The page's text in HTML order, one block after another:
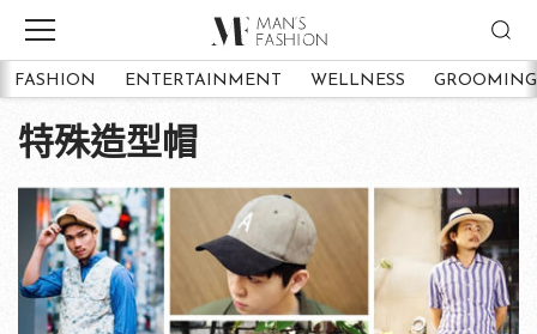
FASHION ENTERTAINMENT WELLNESS GROOMING
特殊造型帽